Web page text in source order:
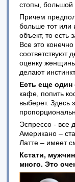
стопы, большой
Причем
больше тот или
объект, то есть
Все это
соответствуют
оценку
делают
Есть еще один
кафе, попить
выберет. Здесь
Эспрессо - все
Американо –
Латте – имеет
Кстати,
много. Это